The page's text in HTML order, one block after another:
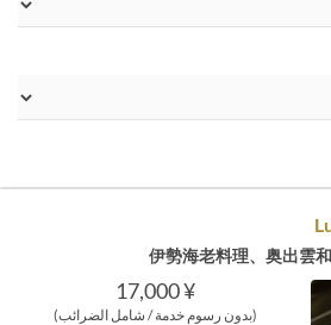
伊勢海老料理、奥出雲
¥ 17,000
(بدون رسوم خدمة / شامل الضرائب)